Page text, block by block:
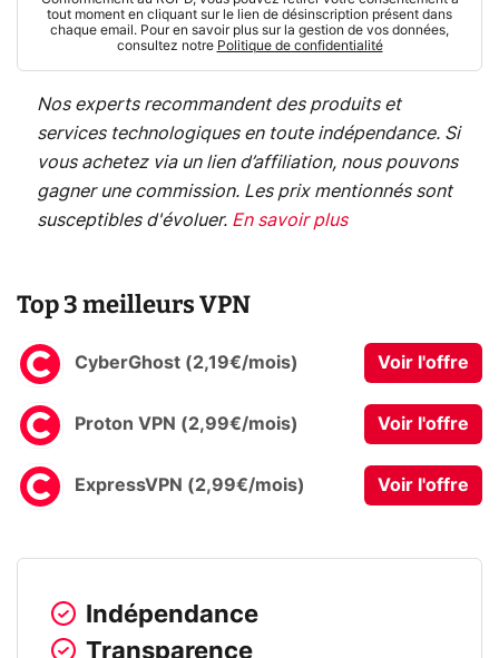
tout moment en cliquant sur le lien de désinscription présent dans
chaque email. Pour en savoir plus sur la gestion de vos données,
consultez notre Politique de confidentialité
Nos experts recommandent des produits et
services technologiques en toute indépendance. Si
vous achetez via un lien d’affiliation, nous pouvons
gagner une commission. Les prix mentionnés sont
susceptibles d'évoluer. En savoir plus
Top 3 meilleurs VPN
CyberGhost (2,19€/mois) Voir l'offre
Proton VPN (2,99€/mois) Voir l'offre
ExpressVPN (2,99€/mois) Voir l'offre
Indépendance
Transparence